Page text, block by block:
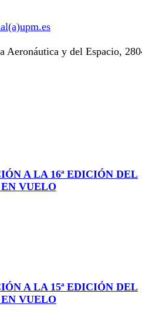
Aeronáutica y del Espacio,
A LA 16ª EDICIÓN DEL
VUELO
A LA 15ª EDICIÓN DEL
VUELO